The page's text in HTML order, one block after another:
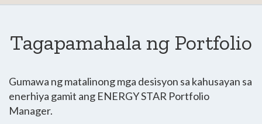
Tagapamahala ng Portfolio
Gumawa ng matalinong mga desisyon sa kahusayan sa
enerhiya gamit ang ENERGY STAR Portfolio
Manager.